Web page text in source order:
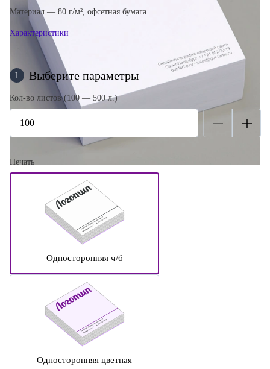
Материал — 80 г/м², офсетная бумага
Характеристики
1 Выберите параметры
Кол-во листов (100 — 500 л.)
Печать
Односторонняя ч/б
Односторонняя цветная